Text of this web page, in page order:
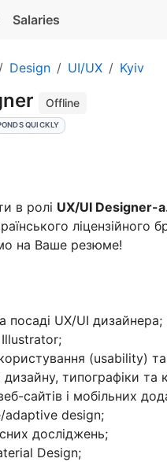
Salaries
Design UI/UX Kyiv
Offline
QUICKLY
в ролі UX/UI Designer-
ліцензійного
на Ваше резюме!
посаді UX/UI дизайнера;
Illustrator;
(usability)
дизайну, типографіки та
сайтів і мобільних
adaptive design;
досліджень;
Design;